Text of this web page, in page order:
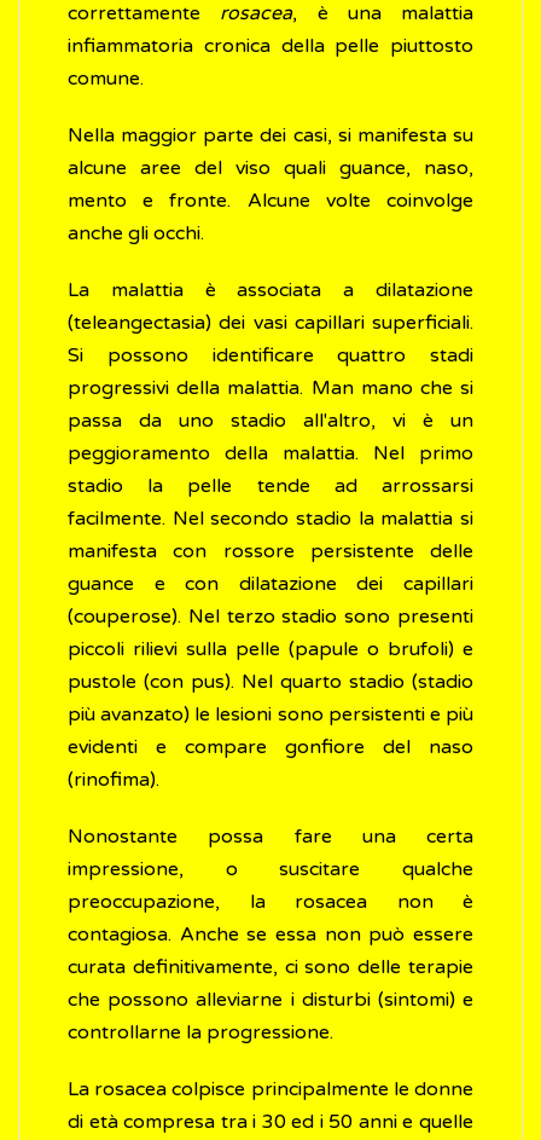
correttamente rosacea, è una malattia
infiammatoria cronica della pelle piuttosto
comune.
Nella maggior parte dei casi, si manifesta su
alcune aree del viso quali guance, naso,
mento e fronte. Alcune volte coinvolge
anche gli occhi.
La malattia è associata a dilatazione
(teleangectasia) dei vasi capillari superficiali.
Si possono identificare quattro stadi
progressivi della malattia. Man mano che si
passa da uno stadio all'altro, vi è un
peggioramento della malattia. Nel primo
stadio la pelle tende ad arrossarsi
facilmente. Nel secondo stadio la malattia si
manifesta con rossore persistente delle
guance e con dilatazione dei capillari
(couperose). Nel terzo stadio sono presenti
piccoli rilievi sulla pelle (papule o brufoli) e
pustole (con pus). Nel quarto stadio (stadio
più avanzato) le lesioni sono persistenti e più
evidenti e compare gonfiore del naso
(rinofima).
Nonostante possa fare una certa
impressione, o suscitare qualche
preoccupazione, la rosacea non è
contagiosa. Anche se essa non può essere
curata definitivamente, ci sono delle terapie
che possono alleviarne i disturbi (sintomi) e
controllarne la progressione.
La rosacea colpisce principalmente le donne
di età compresa tra i 30 ed i 50 anni e quelle